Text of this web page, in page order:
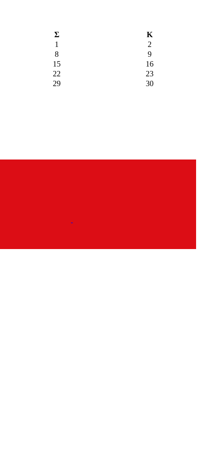
Σ Κ
1
2
8
9
15
16
22
23
29
30